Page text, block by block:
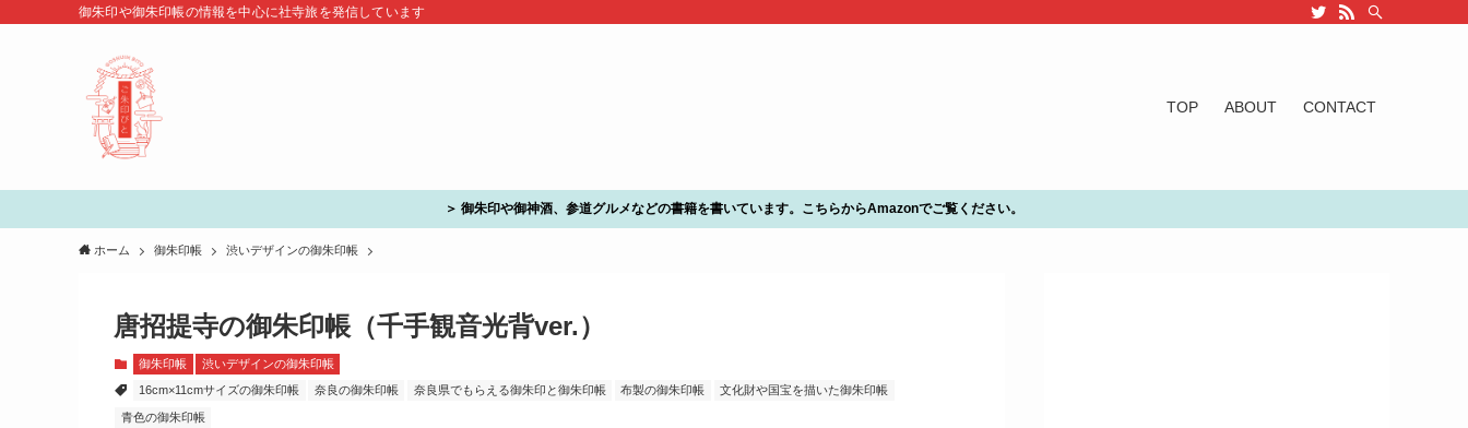
御朱印や御朱印帳の情報を中心に社寺旅を発信しています
TOP ABOUT CONTACT
＞ 御朱印や御神酒、参道グルメなどの書籍を書いています。こちらからAmazonでご覧ください。
ホーム 御朱印帳 渋いデザインの御朱印帳
唐招提寺の御朱印帳（千手観音光背ver.）
御朱印帳 渋いデザインの御朱印帳
16cm×11cmサイズの御朱印帳 奈良の御朱印帳 奈良県でもらえる御朱印と御朱印帳 布製の御朱印帳 文化財や国宝を描いた御朱印帳
青色の御朱印帳